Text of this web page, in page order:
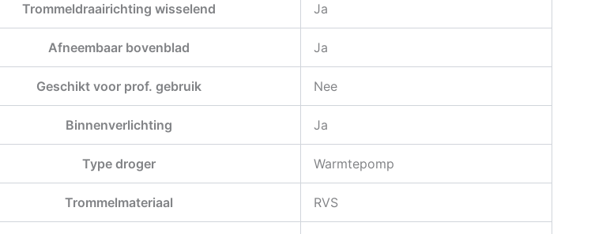
Trommeldraairichting wisselend Ja
Afneembaar bovenblad Ja
Geschikt voor prof. gebruik Nee
Binnenverlichting Ja
Type droger Warmtepomp
Trommelmateriaal RVS